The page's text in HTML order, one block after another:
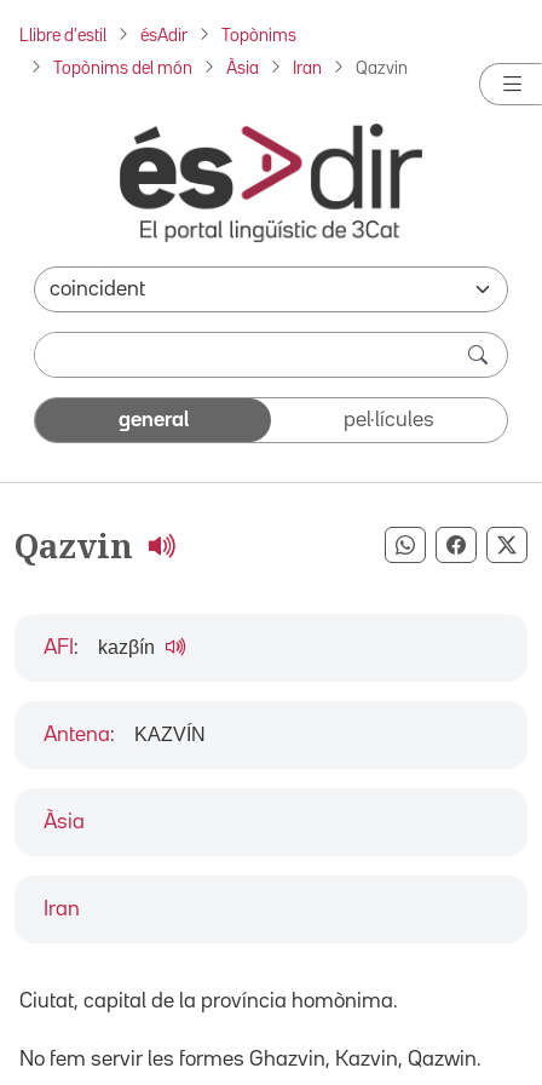
Llibre d'estil ésAdir Topònims
Topònims del món Àsia Iran Qazvin
general pel·lícules
Qazvin Compartir
Àsia
Iran
AFI : kazβín
Antena: KAZVÍN
Ciutat, capital de la província homònima.
No fem servir les formes Ghazvin, Kazvin, Qazwin.